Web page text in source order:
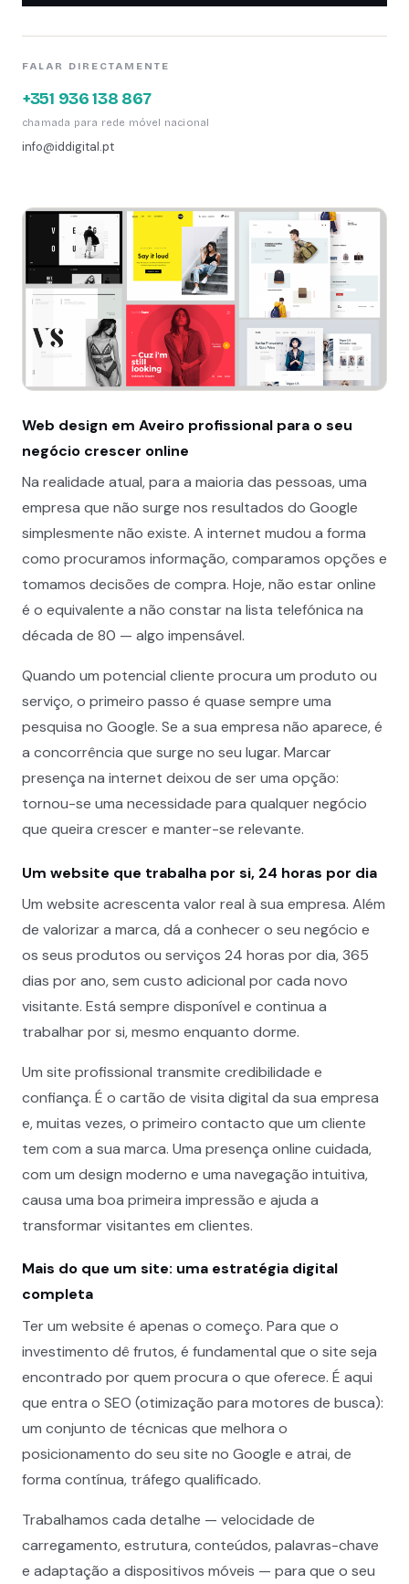
FALAR DIRECTAMENTE
+351 936 138 867
chamada para rede móvel nacional
info@iddigital.pt
Web design em Aveiro profissional para o seu
negócio crescer online
Na realidade atual, para a maioria das pessoas, uma
empresa que não surge nos resultados do Google
simplesmente não existe. A internet mudou a forma
como procuramos informação, comparamos opções e
tomamos decisões de compra. Hoje, não estar online
é o equivalente a não constar na lista telefónica na
década de 80 — algo impensável.
Quando um potencial cliente procura um produto ou
serviço, o primeiro passo é quase sempre uma
pesquisa no Google. Se a sua empresa não aparece, é
a concorrência que surge no seu lugar. Marcar
presença na internet deixou de ser uma opção:
tornou-se uma necessidade para qualquer negócio
que queira crescer e manter-se relevante.
Um website que trabalha por si, 24 horas por dia
Um website acrescenta valor real à sua empresa. Além
de valorizar a marca, dá a conhecer o seu negócio e
os seus produtos ou serviços 24 horas por dia, 365
dias por ano, sem custo adicional por cada novo
visitante. Está sempre disponível e continua a
trabalhar por si, mesmo enquanto dorme.
Um site profissional transmite credibilidade e
confiança. É o cartão de visita digital da sua empresa
e, muitas vezes, o primeiro contacto que um cliente
tem com a sua marca. Uma presença online cuidada,
com um design moderno e uma navegação intuitiva,
causa uma boa primeira impressão e ajuda a
transformar visitantes em clientes.
Mais do que um site: uma estratégia digital
completa
Ter um website é apenas o começo. Para que o
investimento dê frutos, é fundamental que o site seja
encontrado por quem procura o que oferece. É aqui
que entra o SEO (otimização para motores de busca):
um conjunto de técnicas que melhora o
posicionamento do seu site no Google e atrai, de
forma contínua, tráfego qualificado.
Trabalhamos cada detalhe — velocidade de
carregamento, estrutura, conteúdos, palavras-chave
e adaptação a dispositivos móveis — para que o seu